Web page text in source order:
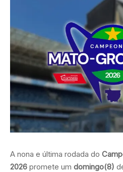
A nona e última rodada do
2026 promete um domingo(8)